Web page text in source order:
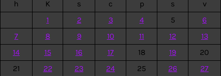
h K s c p s
v
1
2 3 4 5
6
7
8 9 10 11 12
13
14
15 16 17 18 19
20
21
22 23 24 25 26
27